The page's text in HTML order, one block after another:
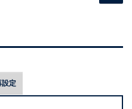
設定